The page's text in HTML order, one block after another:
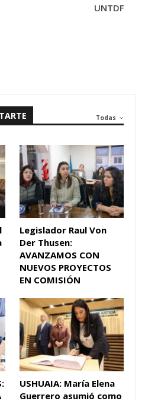
UNTDF
Todas
Legislador Raul Von
Der Thusen:
AVANZAMOS CON
NUEVOS PROYECTOS
EN COMISIÓN
USHUAIA: María Elena
Guerrero asumió como